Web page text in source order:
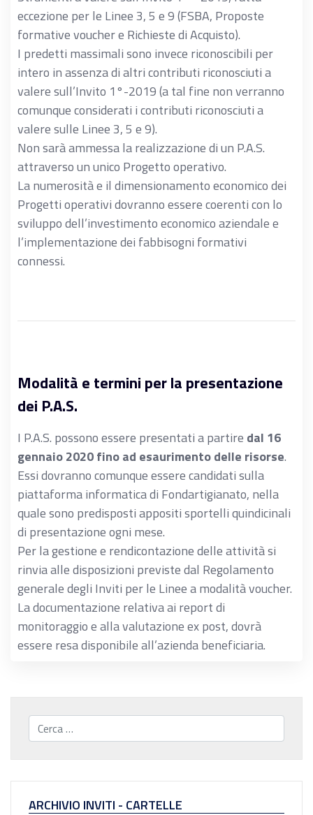
eccezione per le Linee 3, 5 e 9 (FSBA, Proposte
formative voucher e Richieste di Acquisto).
I predetti massimali sono invece riconoscibili per
intero in assenza di altri contributi riconosciuti a
valere sull’Invito 1°-2019 (a tal fine non verranno
comunque considerati i contributi riconosciuti a
valere sulle Linee 3, 5 e 9).
Non sarà ammessa la realizzazione di un P.A.S.
attraverso un unico Progetto operativo.
La numerosità e il dimensionamento economico dei
Progetti operativi dovranno essere coerenti con lo
sviluppo dell’investimento economico aziendale e
l’implementazione dei fabbisogni formativi
connessi.
Modalità e termini per la presentazione
dei P.A.S.
I P.A.S. possono essere presentati a partire dal 16
gennaio 2020 fino ad esaurimento delle risorse.
Essi dovranno comunque essere candidati sulla
piattaforma informatica di Fondartigianato, nella
quale sono predisposti appositi sportelli quindicinali
di presentazione ogni mese.
Per la gestione e rendicontazione delle attività si
rinvia alle disposizioni previste dal Regolamento
generale degli Inviti per le Linee a modalità voucher.
La documentazione relativa ai report di
monitoraggio e alla valutazione ex post, dovrà
essere resa disponibile all’azienda beneficiaria.
Cerca...
ARCHIVIO INVITI - CARTELLE